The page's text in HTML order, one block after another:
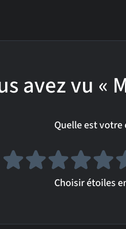
avez vu «
Quelle est
Choisir étoiles